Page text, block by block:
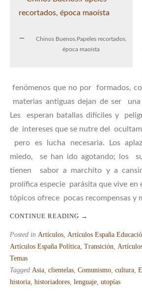
Chinos Buenos.Papeles recortados,
época maoísta
fenómenos que no por formados,
materias antiguas dejan de ser
Les esperan batallas difíciles y
de intereses que se nutre del
pero es lucha necesaria. Los
miedo, se han ido agotando; los
tienen sabor a marchito y a
prolífica especie parásita que vive en
tópicos ofrece pocas recompensas y
CONTINUE READING →
Posted in Artículos Artículos España
Artículos España Política, Transición
Temas
Tagged Asia clientelas Comunismo cultura
historia historiadores lenguaje utopías